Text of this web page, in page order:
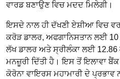
ਵਾਰਡ ਬਣਾਉਣ ਵਿਚ ਮਦਦ ਮਿਲੇਗੀ।
ਇਸਦੇ ਨਾਲ ਹੀ ਦੱਖਣੀ ਏਸ਼ੀਆ ਵਿਚ
ਕਰੋੜ ਡਾਲਰ, ਅਫਗਾਨਿਸਤਾਨ ਲਈ
ਲੱਖ ਡਾਲਰ ਅਤੇ ਸ੍ਰੀਲੰਕਾ ਲਈ
ਮਨਜ਼ੂਰੀ ਦਿੱਤੀ ਹੈ। ਇਸ ਤੋਂ ਇਲਾਵਾ
ਕੋਰੋਨਾ ਵਾਇਰਸ ਮਹਾਮਾਰੀ ਦੇ ਪ੍ਰਭਾਵ